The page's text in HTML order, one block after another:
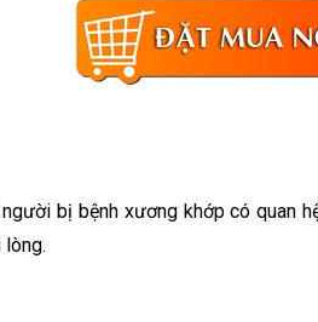
bị bệnh xương khớp có quan